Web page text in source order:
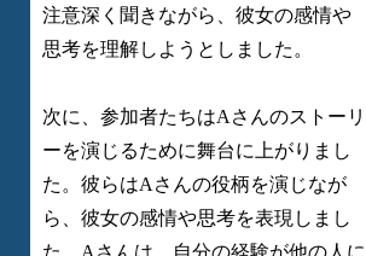
注意深く聞きながら、彼女の感情や
思考を理解しようとしました。
次に、参加者たちはAさんのストーリ
ーを演じるために舞台に上がりまし
た。彼らはAさんの役柄を演じなが
ら、彼女の感情や思考を表現しまし